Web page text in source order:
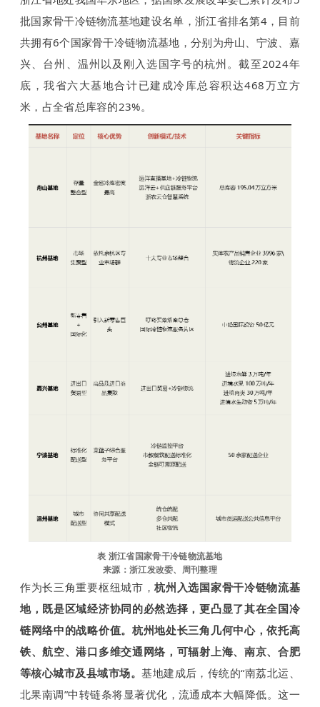
批国家骨干冷链物流基地建设名单，浙江省排名第4，目前
共拥有6个国家骨干冷链物流基地，分别为舟山、宁波、嘉
兴、台州、温州以及刚入选国字号的杭州。截至2024年
底，我省六大基地合计已建成冷库总容积达468万立方
米，占全省总库容的23%。
表 浙江省国家骨干冷链物流基地
来源：浙江发改委、周刊整理
作为长三角重要枢纽城市，杭州入选国家骨干冷链物流基
地，既是区域经济协同的必然选择，更凸显了其在全国冷
链网络中的战略价值。 杭州地处长三角几何中心，依托高
铁、航空、港口多维交通网络，可辐射上海、南京、合肥
等核心城市及县域市场。基地建成后，传统的“南荔北运、
北果南调”中转链条将显著优化，流通成本大幅降低。这一